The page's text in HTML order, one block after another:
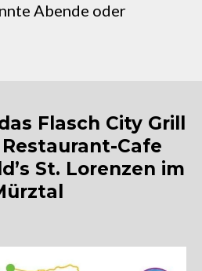
Abende oder
Flasch City Grill
Cafe
St. Lorenzen im